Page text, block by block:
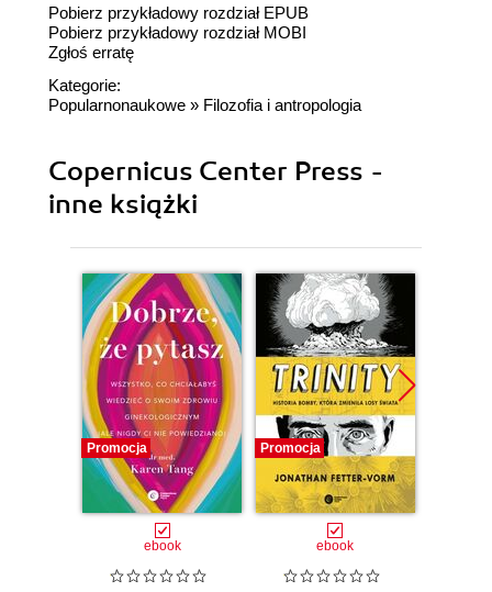
Pobierz przykładowy rozdział EPUB
Pobierz przykładowy rozdział MOBI
Zgłoś erratę
Kategorie:
Popularnonaukowe » Filozofia i antropologia
Copernicus Center Press -
inne książki
Promocja
ebook
Promocja
ebook